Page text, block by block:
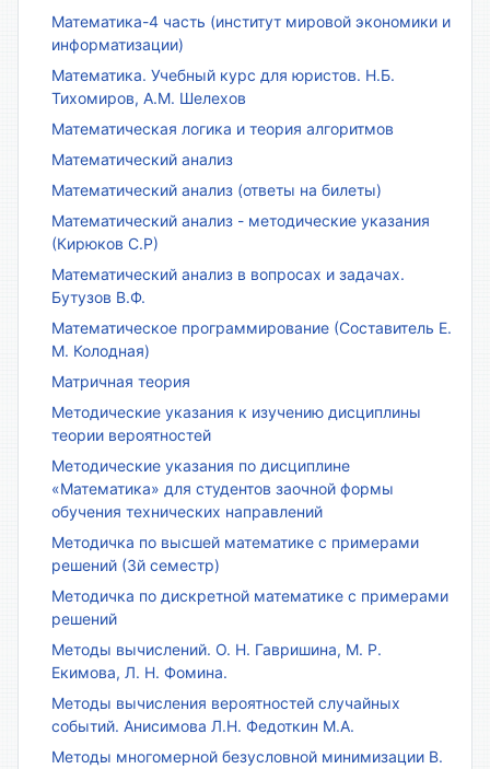
Математика-4 часть (институт мировой экономики и
информатизации)
Математика. Учебный курс для юристов. Н.Б.
Тихомиров, А.М. Шелехов
Математическая логика и теория алгоритмов
Математический анализ
Математический анализ (ответы на билеты)
Математический анализ - методические указания
(Кирюков С.Р)
Математический анализ в вопросах и задачах.
Бутузов В.Ф.
Математическое программирование (Составитель Е.
М. Колодная)
Матричная теория
Методические указания к изучению дисциплины
теории вероятностей
Методические указания по дисциплине
«Математика» для студентов заочной формы
обучения технических направлений
Методичка по высшей математике с примерами
решений (3й семестр)
Методичка по дискретной математике с примерами
решений
Методы вычислений. О. Н. Гавришина, М. Р.
Екимова, Л. Н. Фомина.
Методы вычисления вероятностей случайных
событий. Анисимова Л.Н. Федоткин М.А.
Методы многомерной безусловной минимизации В.